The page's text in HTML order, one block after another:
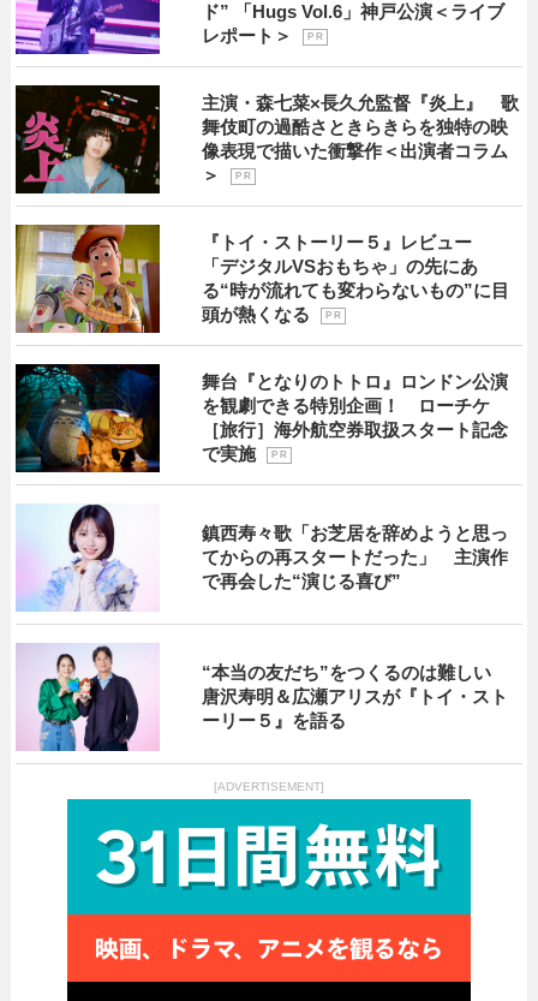
ド” 「Hugs Vol.6」神戸公演＜ライブ
レポート＞
P R
主演・森七菜×長久允監督『炎上』 歌
舞伎町の過酷さときらきらを独特の映
像表現で描いた衝撃作＜出演者コラム
＞
P R
『トイ・ストーリー５』レビュー
「デジタルVSおもちゃ」の先にあ
る“時が流れても変わらないもの”に目
頭が熱くなる
P R
舞台『となりのトトロ』ロンドン公演
を観劇できる特別企画！ ローチケ
［旅行］海外航空券取扱スタート記念
で実施
P R
鎮西寿々歌「お芝居を辞めようと思っ
てからの再スタートだった」 主演作
で再会した“演じる喜び”
“本当の友だち”をつくるのは難しい
唐沢寿明＆広瀬アリスが『トイ・スト
ーリー５』を語る
[ADVERTISEMENT]